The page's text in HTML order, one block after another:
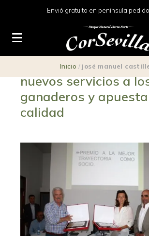
Envió gratuito en península
Inicio / josé manuel
CorSevilla consolida
nuevos servicios a
ganaderos y
calidad